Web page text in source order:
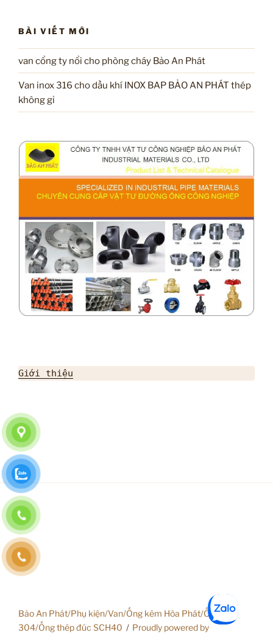
BÀI VIẾT MỚI
van cổng ty nổi cho phòng cháy Bảo An Phát
Van inox 316 cho dầu khí INOX BAP BẢO AN PHÁT thép
không gỉ
Giới thiệu
Bảo An Phát/Phụ kiện/Van/Ống kẽm Hòa Phát/Ống inox
304/Ống thép đúc SCH40
Proudly powered by